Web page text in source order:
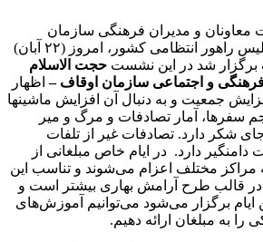
معاونان و مدیران فرهنگی سازمان
اوقاف و امور خیریه و پلیس راهور انتظامی کشور، امروز (۲۲ آبان)
شد در این نشست حجت الاسلام
و اجتماعی سازمان اوقاف –اظهار
جمعیت و به دنبال آن افزایش ماشینها
سفرها، آمار تصادفات و مرگ و میر
جای شکر دارد. تصادفات غیر از تلفات
دامنگیر دارد. در ایام خاص مبلغانی از
مختلف اعزام می‌شوند و تناسب این
در قالب طرح آرامش بهاری بیشتر است و
ایام برگزار می‌شود می‌توانیم آموزش‌های
را به مبلغان ارائه دهیم.